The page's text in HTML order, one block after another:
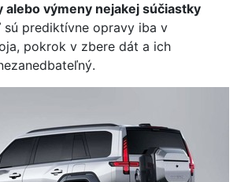
alebo výmeny nejakej súčiastky
sú prediktívne opravy iba v
pokrok v zbere dát a ich